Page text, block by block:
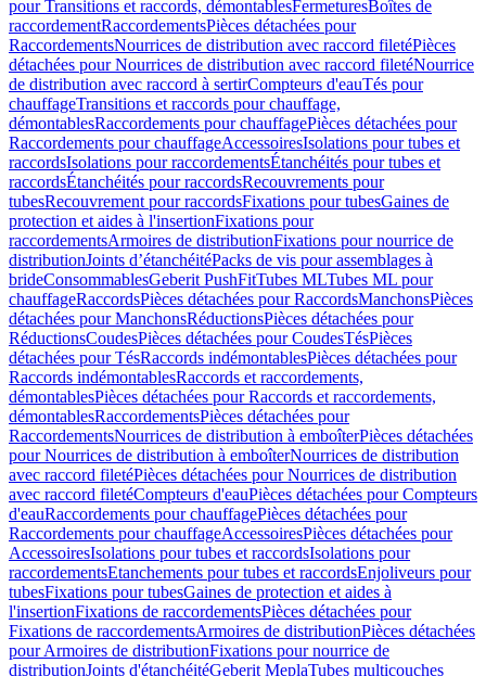
pour Transitions et raccords, démontablesFermeturesBoîtes de
raccordementRaccordementsPièces détachées pour
RaccordementsNourrices de distribution avec raccord filetéPièces
détachées pour Nourrices de distribution avec raccord filetéNourrice
de distribution avec raccord à sertirCompteurs d'eauTés pour
chauffageTransitions et raccords pour chauffage,
démontablesRaccordements pour chauffagePièces détachées pour
Raccordements pour chauffageAccessoiresIsolations pour tubes et
raccordsIsolations pour raccordementsÉtanchéités pour tubes et
raccordsÉtanchéités pour raccordsRecouvrements pour
tubesRecouvrement pour raccordsFixations pour tubesGaines de
protection et aides à l'insertionFixations pour
raccordementsArmoires de distributionFixations pour nourrice de
distributionJoints d’étanchéitéPacks de vis pour assemblages à
brideConsommablesGeberit PushFitTubes MLTubes ML pour
chauffageRaccordsPièces détachées pour RaccordsManchonsPièces
détachées pour ManchonsRéductionsPièces détachées pour
RéductionsCoudesPièces détachées pour CoudesTésPièces
détachées pour TésRaccords indémontablesPièces détachées pour
Raccords indémontablesRaccords et raccordements,
démontablesPièces détachées pour Raccords et raccordements,
démontablesRaccordementsPièces détachées pour
RaccordementsNourrices de distribution à emboîterPièces détachées
pour Nourrices de distribution à emboîterNourrices de distribution
avec raccord filetéPièces détachées pour Nourrices de distribution
avec raccord filetéCompteurs d'eauPièces détachées pour Compteurs
d'eauRaccordements pour chauffagePièces détachées pour
Raccordements pour chauffageAccessoiresPièces détachées pour
AccessoiresIsolations pour tubes et raccordsIsolations pour
raccordementsEtanchements pour tubes et raccordsEnjoliveurs pour
tubesFixations pour tubesGaines de protection et aides à
l'insertionFixations de raccordementsPièces détachées pour
Fixations de raccordementsArmoires de distributionPièces détachées
pour Armoires de distributionFixations pour nourrice de
distributionJoints d'étanchéitéGeberit MeplaTubes multicouches